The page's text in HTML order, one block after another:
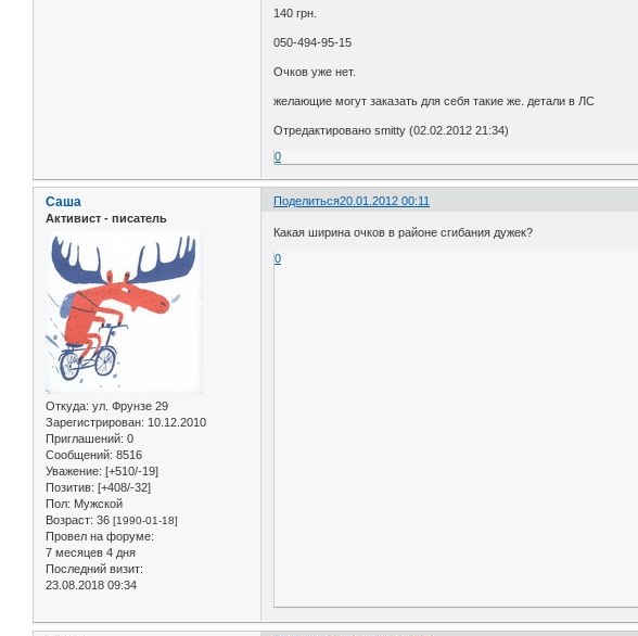
140 грн.
050-494-95-15
Очков уже нет.
желающие могут заказать для себя такие же. детали в ЛС
Отредактировано smitty (02.02.2012 21:34)
0
Поделиться20.01.2012 00:11
Саша
Активист - писатель
Откуда: ул. Фрунзе 29
Зарегистрирован: 10.12.2010
Приглашений: 0
Сообщений: 8516
Уважение: [+510/-19]
Позитив: [+408/-32]
Пол: Мужской
Возраст: 36 [1990-01-18]
Провел на форуме:
7 месяцев 4 дня
Последний визит:
23.08.2018 09:34
Какая ширина очков в районе сгибания дужек?
0